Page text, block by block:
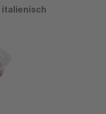
italienisch